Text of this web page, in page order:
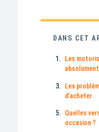
DANS CET
Les
absolument
Les
d’acheter
Quelles
occasion ?